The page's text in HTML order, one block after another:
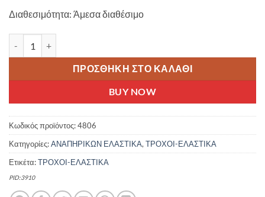
Διαθεσιμότητα: Άμεσα διαθέσιμο
ΠΡΟΣΘΉΚΗ ΣΤΟ ΚΑΛΆΘΙ
BUY NOW
Κωδικός προϊόντος:4806
Κατηγορίες:ΑΝΑΠΗΡΙΚΩΝ ΕΛΑΣΤΙΚΑ, ΤΡΟΧΟΙ-ΕΛΑΣΤΙΚΑ
Ετικέτα:ΤΡΟΧΟΙ-ΕΛΑΣΤΙΚΑ
PID:3910